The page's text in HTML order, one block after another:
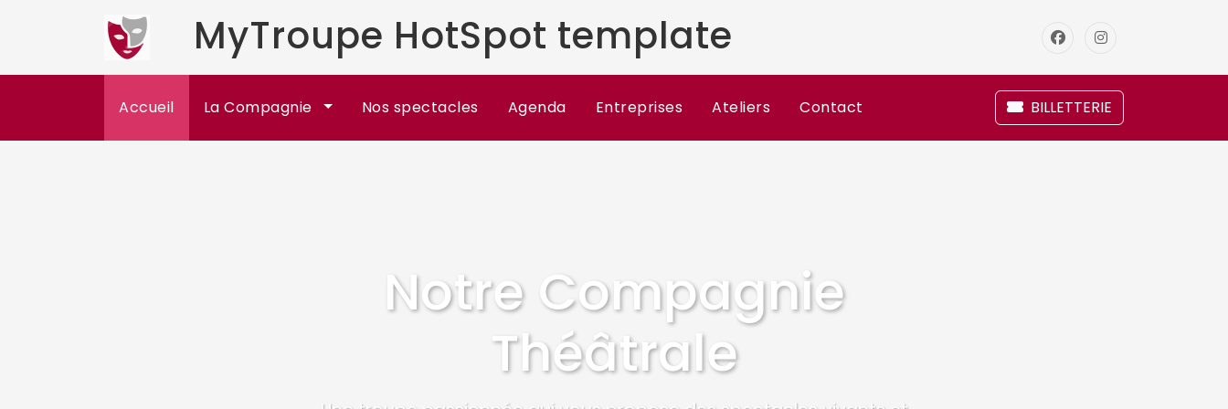
MyTroupe HotSpot template
Accueil La Compagnie Nos spectacles Agenda Entreprises Ateliers Contact BILLETTERIE
Notre Compagnie
Théâtrale